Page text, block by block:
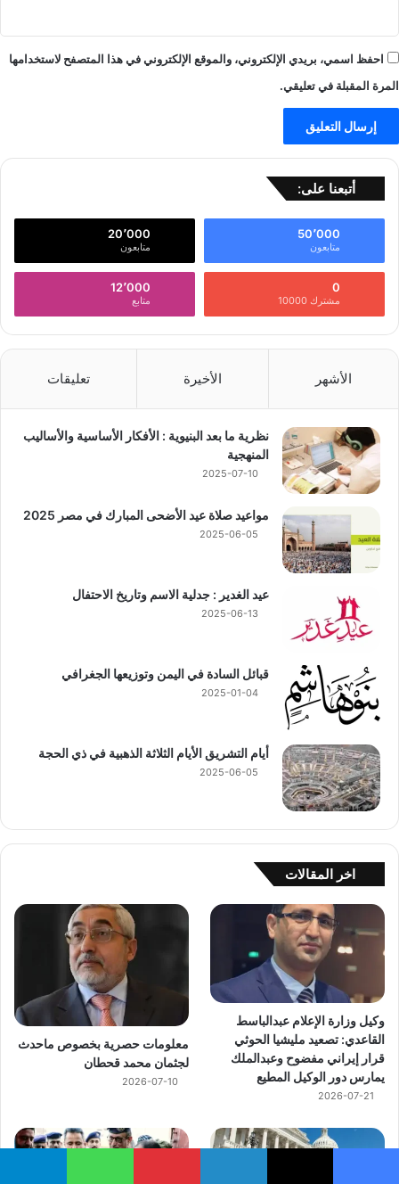
احفظ اسمي، بريدي الإلكتروني، والموقع الإلكتروني في هذا المتصفح لاستخدامها
المرة المقبلة في تعليقي.
أتبعنا على:
50٬000
متابعون
20٬000
متابعون
0
مشترك 10000
12٬000
متابع
الأشهر الأخيرة تعليقات
نظرية ما بعد البنيوية : الأفكار الأساسية والأساليب
المنهجية
2025-07-10
مواعيد صلاة عيد الأضحى المبارك في مصر 2025
2025-06-05
عيد الغدير : جدلية الاسم وتاريخ الاحتفال
2025-06-13
قبائل السادة في اليمن وتوزيعها الجغرافي
2025-01-04
أيام التشريق الأيام الثلاثة الذهبية في ذي الحجة
2025-06-05
اخر المقالات
وكيل وزارة الإعلام عبدالباسط
القاعدي: تصعيد مليشيا الحوثي
قرار إيراني مفضوح وعبدالملك
يمارس دور الوكيل المطيع
2026-07-21
معلومات حصرية بخصوص ماحدث
لجثمان محمد قحطان
2026-07-10